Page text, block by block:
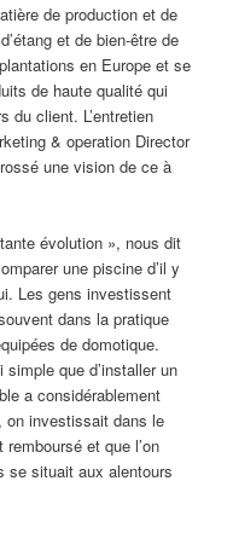
de production et de
et de bien-être de
en Europe et se
de haute qualité qui
du client. L’entretien
& operation Director
une vision de ce à
évolution », nous dit
une piscine d’il y
Les gens investissent
dans la pratique
de domotique.
que d’installer un
a considérablement
on investissait dans le
et que l’on
se situait aux alentours